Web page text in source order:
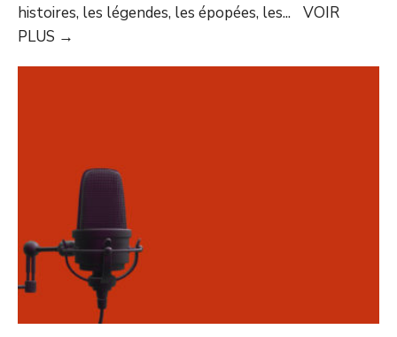
histoires, les légendes, les épopées, les...
VOIR
PLUS →